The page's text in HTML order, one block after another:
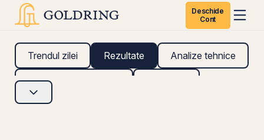
Deschide
Cont
Trendul zilei Rezultate Analize tehnice
Analize fundamentale